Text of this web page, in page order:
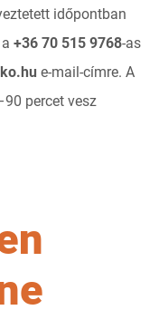
időpontban
+36 70 515 9768-as
e-mail-címre. A
percet vesz